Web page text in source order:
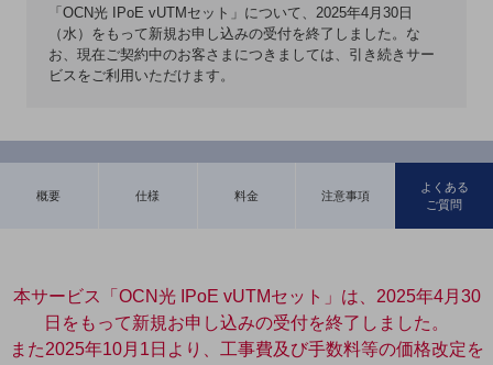
データ利活用
課題・ニーズで探すTOP
コミュニケーション・情報共有
「OCN光 IPoE vUTMセット」について、2025年4月30日
（水）をもって新規お申し込みの受付を終了しました。な
お、現在ご契約中のお客さまにつきましては、引き続きサー
ビスをご利用いただけます。
概要 仕様 料金 注意事項
よくある
ご質問
本サービス「OCN光 IPoE vUTMセット」は、2025年4月30
日をもって新規お申し込みの受付を終了しました。
また2025年10月1日より、工事費及び手数料等の価格改定を